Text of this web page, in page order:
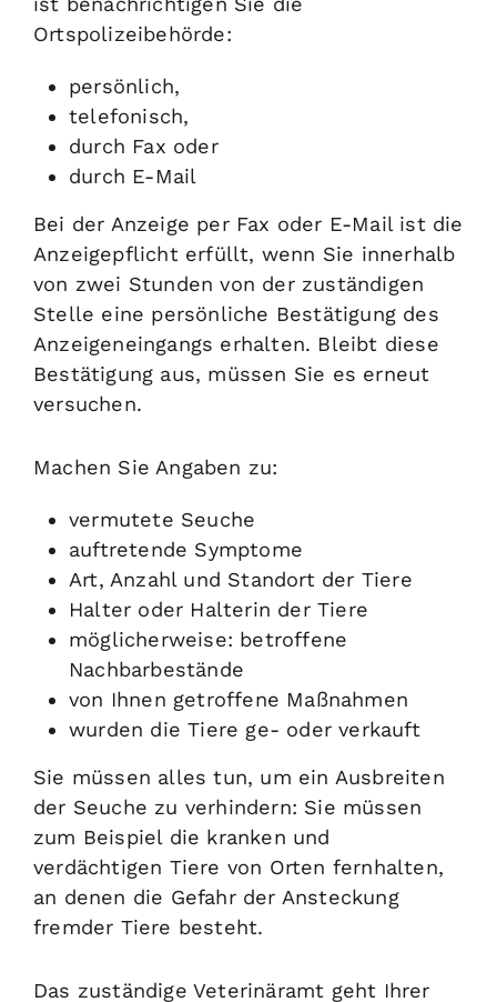
Ortspolizeibehörde:
persönlich,
telefonisch,
durch Fax oder
durch E-Mail
Bei der Anzeige per Fax oder E-Mail ist die
Anzeigepflicht erfüllt, wenn Sie innerhalb
von zwei Stunden von der zuständigen
Stelle eine persönliche Bestätigung des
Anzeigeneingangs erhalten. Bleibt diese
Bestätigung aus, müssen Sie es erneut
versuchen.
Machen Sie Angaben zu:
vermutete Seuche
auftretende Symptome
Art, Anzahl und Standort der Tiere
Halter oder Halterin der Tiere
möglicherweise: betroffene
Nachbarbestände
von Ihnen getroffene Maßnahmen
wurden die Tiere ge- oder verkauft
Sie müssen alles tun, um ein Ausbreiten
der Seuche zu verhindern: Sie müssen
zum Beispiel die kranken und
verdächtigen Tiere von Orten fernhalten,
an denen die Gefahr der Ansteckung
fremder Tiere besteht.
Das zuständige Veterinäramt geht Ihrer